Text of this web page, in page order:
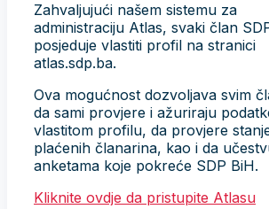
Zahvaljujući našem sistemu za
administraciju Atlas, svaki član
posjeduje vlastiti profil na stranici
atlas.sdp.ba.
Ova mogućnost dozvoljava svim
da sami provjere i ažuriraju
vlastitom profilu, da provjere
plaćenih članarina, kao i da
anketama koje pokreće SDP BiH.
Kliknite ovdje da pristupite Atlasu